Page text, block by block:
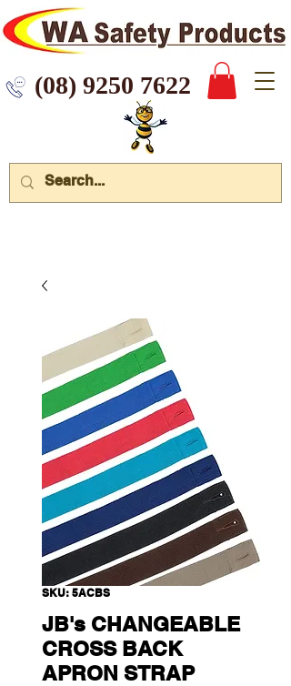
7622
SKU: 5ACBS
JB's CHANGEABLE
CROSS BACK
APRON STRAP